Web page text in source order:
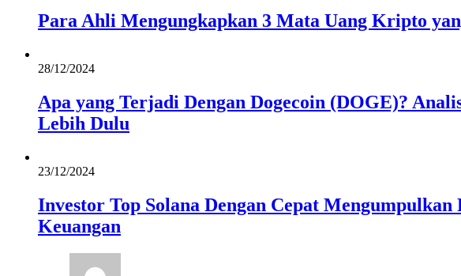
Para Ahli Mengungkapkan 3 Mata Uang Kripto
28/12/2024
Apa yang Terjadi Dengan Dogecoin (DOGE)?
Lebih Dulu
23/12/2024
Investor Top Solana Dengan Cepat
Keuangan